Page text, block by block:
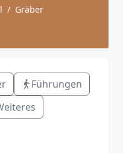
Gräber
Führungen